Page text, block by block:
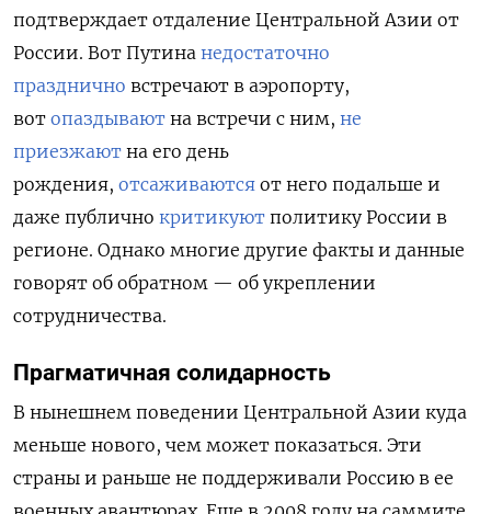
подтверждает отдаление Центральной Азии от
России. Вот Путина недостаточно
празднично встречают в аэропорту,
вот опаздывают на встречи с ним, не
приезжают на его день
рождения, отсаживаются от него подальше и
даже публично критикуют политику России в
регионе. Однако многие другие факты и данные
говорят об обратном — об укреплении
сотрудничества.
Прагматичная солидарность
В нынешнем поведении Центральной Азии куда
меньше нового, чем может показаться. Эти
страны и раньше не поддерживали Россию в ее